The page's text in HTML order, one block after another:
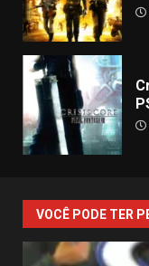
VOCÊ PODE TER